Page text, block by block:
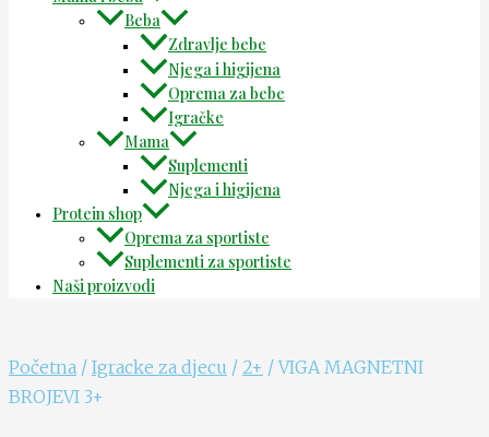
Beba
Zdravlje bebe
Njega i higijena
Oprema za bebe
Igračke
Mama
Suplementi
Njega i higijena
Protein shop
Oprema za sportiste
Suplementi za sportiste
Naši proizvodi
Početna / Igracke za djecu / 2+ / VIGA MAGNETNI
BROJEVI 3+